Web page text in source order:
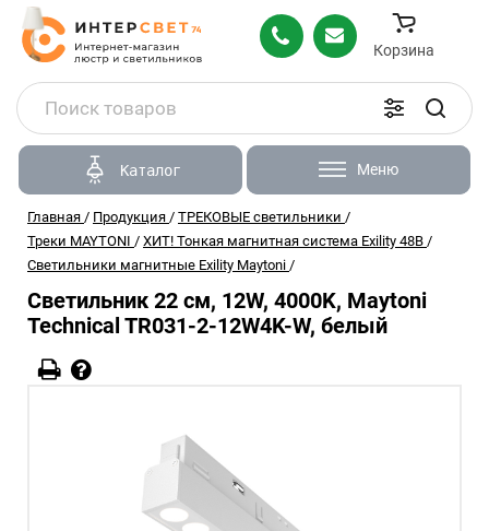
Корзина
Каталог Меню
Главная / Продукция / ТРЕКОВЫЕ светильники /
Треки MAYTONI / ХИТ! Тонкая магнитная система Exility 48В /
Светильники магнитные Exility Maytoni /
Светильник 22 см, 12W, 4000K, Maytoni
Technical TR031-2-12W4K-W, белый